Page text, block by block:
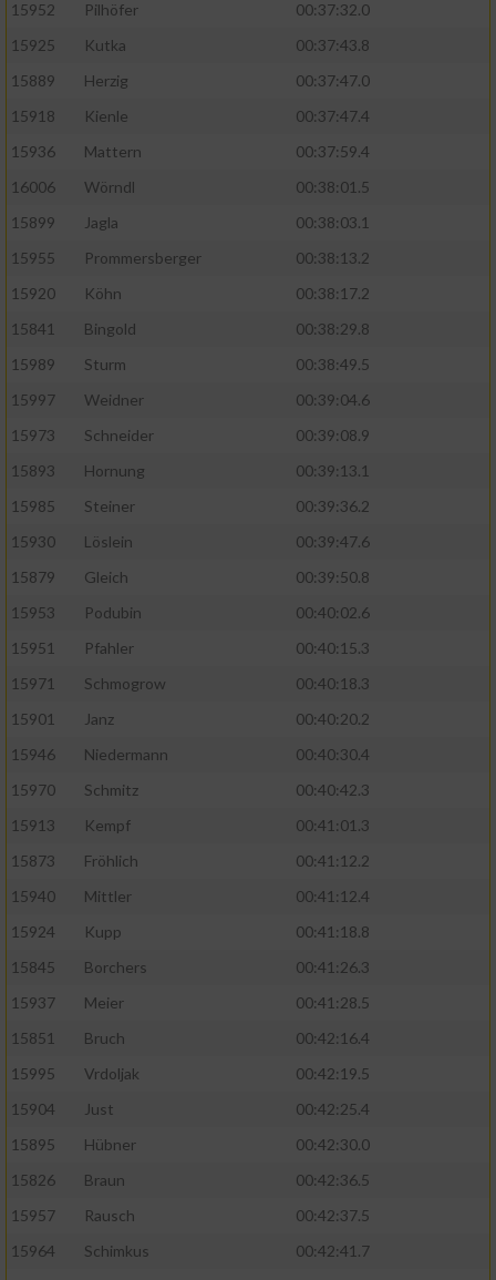
15952
Pilhöfer
00:37:32.0
15925
Kutka
00:37:43.8
15889
Herzig
00:37:47.0
15918
Kienle
00:37:47.4
15936
Mattern
00:37:59.4
16006
Wörndl
00:38:01.5
15899
Jagla
00:38:03.1
15955
Prommersberger
00:38:13.2
15920
Köhn
00:38:17.2
15841
Bingold
00:38:29.8
15989
Sturm
00:38:49.5
15997
Weidner
00:39:04.6
15973
Schneider
00:39:08.9
15893
Hornung
00:39:13.1
15985
Steiner
00:39:36.2
15930
Löslein
00:39:47.6
15879
Gleich
00:39:50.8
15953
Podubin
00:40:02.6
15951
Pfahler
00:40:15.3
15971
Schmogrow
00:40:18.3
15901
Janz
00:40:20.2
15946
Niedermann
00:40:30.4
15970
Schmitz
00:40:42.3
15913
Kempf
00:41:01.3
15873
Fröhlich
00:41:12.2
15940
Mittler
00:41:12.4
15924
Kupp
00:41:18.8
15845
Borchers
00:41:26.3
15937
Meier
00:41:28.5
15851
Bruch
00:42:16.4
15995
Vrdoljak
00:42:19.5
15904
Just
00:42:25.4
15895
Hübner
00:42:30.0
15826
Braun
00:42:36.5
15957
Rausch
00:42:37.5
15964
Schimkus
00:42:41.7